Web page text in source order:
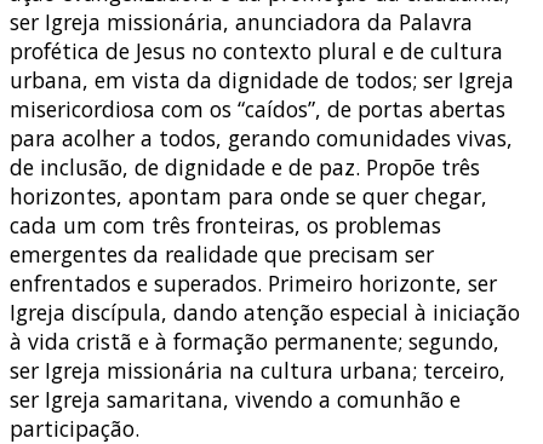
ser Igreja missionária, anunciadora da Palavra
profética de Jesus no contexto plural e de cultura
urbana, em vista da dignidade de todos; ser Igreja
misericordiosa com os “caídos”, de portas abertas
para acolher a todos, gerando comunidades vivas,
de inclusão, de dignidade e de paz. Propõe três
horizontes, apontam para onde se quer chegar,
cada um com três fronteiras, os problemas
emergentes da realidade que precisam ser
enfrentados e superados. Primeiro horizonte, ser
Igreja discípula, dando atenção especial à iniciação
à vida cristã e à formação permanente; segundo,
ser Igreja missionária na cultura urbana; terceiro,
ser Igreja samaritana, vivendo a comunhão e
participação.